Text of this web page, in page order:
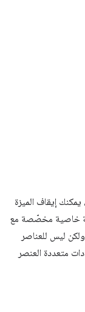
، يمكنك إيقاف الميزة
خاصية مخصّصة مع
ليس للعناصر
متعددة العنصر